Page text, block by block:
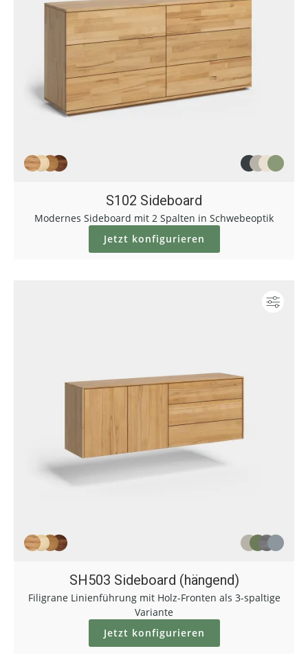
S102 Sideboard
Modernes Sideboard mit 2 Spalten in Schwebeoptik
Jetzt konfigurieren
SH503 Sideboard (hängend)
Filigrane Linienführung mit Holz-Fronten als 3-spaltige
Variante
Jetzt konfigurieren